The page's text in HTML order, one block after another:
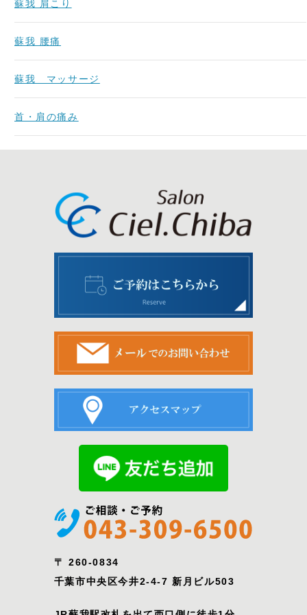
蘇我 肩こり
蘇我 腰痛
蘇我 マッサージ
首・肩の痛み
〒 260-0834
千葉市中央区今井2-4-7 新月ビル503